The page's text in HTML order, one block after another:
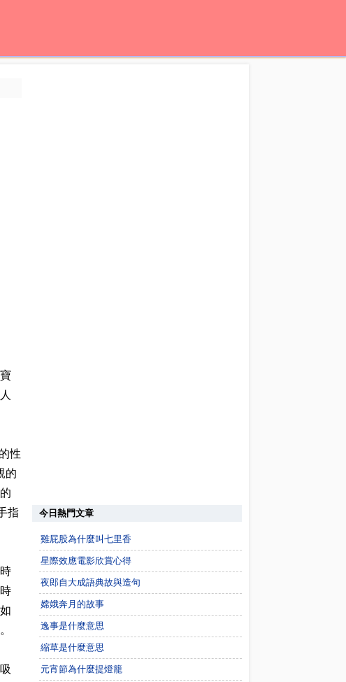
性
的
指
今日熱門文章
雞屁股為什麼叫七里香
星際效應電影欣賞心得
夜郎自大成語典故與造句
嫦娥奔月的故事
逸事是什麼意思
縮草是什麼意思
元宵節為什麼提燈籠